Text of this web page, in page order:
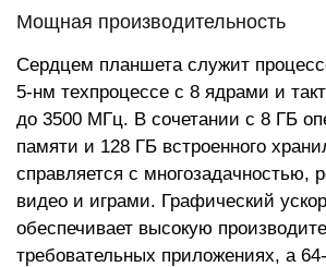
Мощная производительность
Сердцем планшета служит
5-нм техпроцессе с 8 ядрами и
до 3500 МГц. В сочетании с 8 ГБ
памяти и 128 ГБ встроенного
справляется с многозадачностью,
видео и играми. Графический
обеспечивает высокую
требовательных приложениях, а